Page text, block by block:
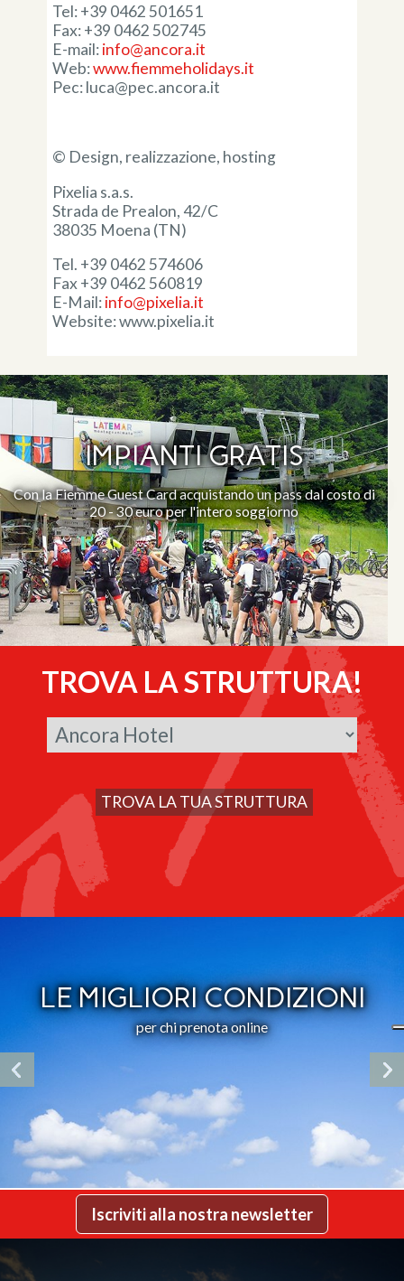
Tel: +39 0462 501651
Fax: +39 0462 502745
E-mail:info@ancora.it
Web:www.fiemmeholidays.it
Pec: luca@pec.ancora.it
© Design, realizzazione, hosting
Pixelia s.a.s.
Strada de Prealon, 42/C
38035 Moena (TN)
Tel. +39 0462 574606
Fax +39 0462 560819
E-Mail:info@pixelia.it
Website: www.pixelia.it
IMPIANTI GRATIS
Con la Fiemme Guest Card acquistando un pass dal costo di
20 - 30 euro per l'intero soggiorno
TROVA LA STRUTTURA!
LE MIGLIORI CONDIZIONI
per chi prenota online
Iscriviti alla nostra newsletter